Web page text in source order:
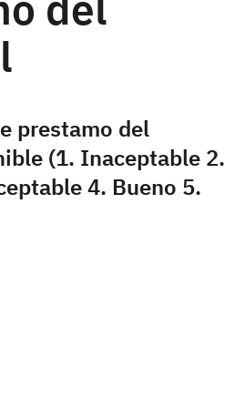
prestamo del
(1. Inaceptable 2.
4. Bueno 5.